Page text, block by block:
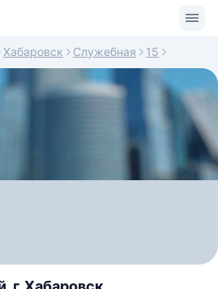
Хабаровск Служебная 15